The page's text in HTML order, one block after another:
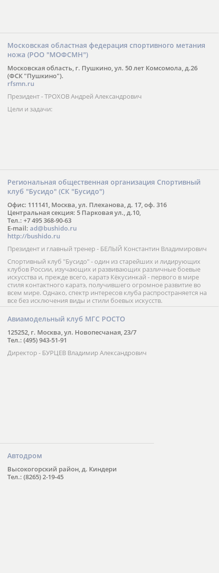
Московская областная федерация спортивного метания
ножа (РОО "МОФСМН")
Московская область, г. Пушкино, ул. 50 лет Комсомола, д.26
(ФСК "Пушкино").
rfsmn.ru
Президент - ТРОХОВ Андрей Александрович
Цели и задачи:
Региональная общественная организация Спортивный
клуб "Бусидо" (СК "Бусидо")
Офис: 111141, Москва, ул. Плеханова, д. 17, оф. 316
Центральная секция: 5 Парковая ул., д.10,
Тел.: +7 495 368-90-63
E-mail: ad@bushido.ru
http://bushido.ru
Президент и главный тренер - БЕЛЫЙ Константин Владимирович
Спортивный клуб "Бусидо" - один из старейших и лидирующих
клубов России, изучающих и развивающих различные боевые
искусства и, прежде всего, каратэ Кёкусинкай - первого в мире
стиля контактного каратэ, получившего огромное развитие во
всем мире. Однако, спектр интересов клуба распространяется на
все без исключения виды и стили боевых искусств.
Авиамодельный клуб МГС РОСТО
125252, г. Москва, ул. Новопесчаная, 23/7
Тел.: (495) 943-51-91
Директор - БУРЦЕВ Владимир Александрович
Автодром
Высокогорский район, д. Киндери
Тел.: (8265) 2-19-45